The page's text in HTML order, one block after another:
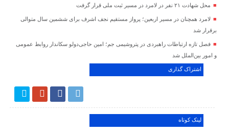
محل شهادت ۲۱ نفر در لامرد در مسیر ثبت ملی قرار گرفت
لامرد همچنان در مسیر اربعین؛ پرواز مستقیم نجف اشرف برای ششمین سال متوالی
برقرار شد
فصل تازه ارتباطات راهبردی در پتروشیمی جم؛ امین حاجی‌دولو سکاندار روابط عمومی
و امور بین‌الملل شد
اشتراک گذاری
لینک کوتاه